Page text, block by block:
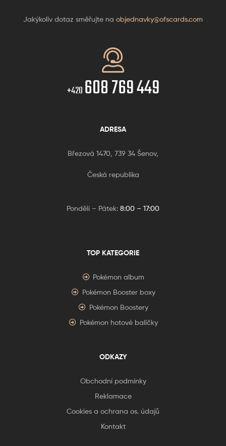
Jakýkoliv dotaz směřujte na objednavky@ofscards.com
+420 608 769 449
ADRESA
Březová 1470, 739 34 Šenov,
Česká republika
Pondělí – Pátek: 8:00 – 17:00
TOP KATEGORIE
Pokémon album
Pokémon Booster boxy
Pokémon Boostery
Pokémon hotové balíčky
ODKAZY
Obchodní podmínky
Reklamace
Cookies a ochrana os. údajů
Kontakt